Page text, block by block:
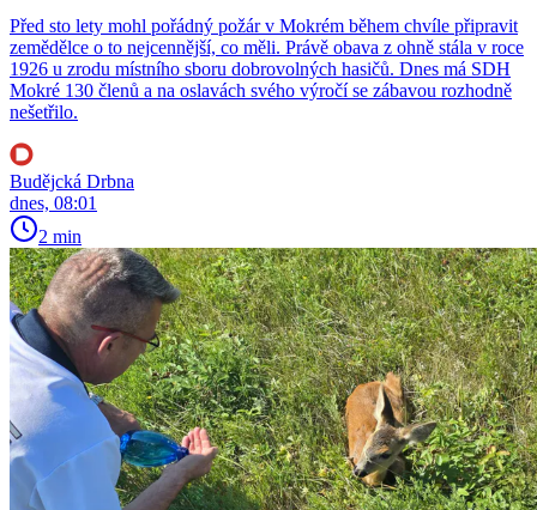
Před sto lety mohl pořádný požár v Mokrém během chvíle připravit
zemědělce o to nejcennější, co měli. Právě obava z ohně stála v roce
1926 u zrodu místního sboru dobrovolných hasičů. Dnes má SDH
Mokré 130 členů a na oslavách svého výročí se zábavou rozhodně
nešetřilo.
Budějcká Drbna
dnes, 08:01
2 min